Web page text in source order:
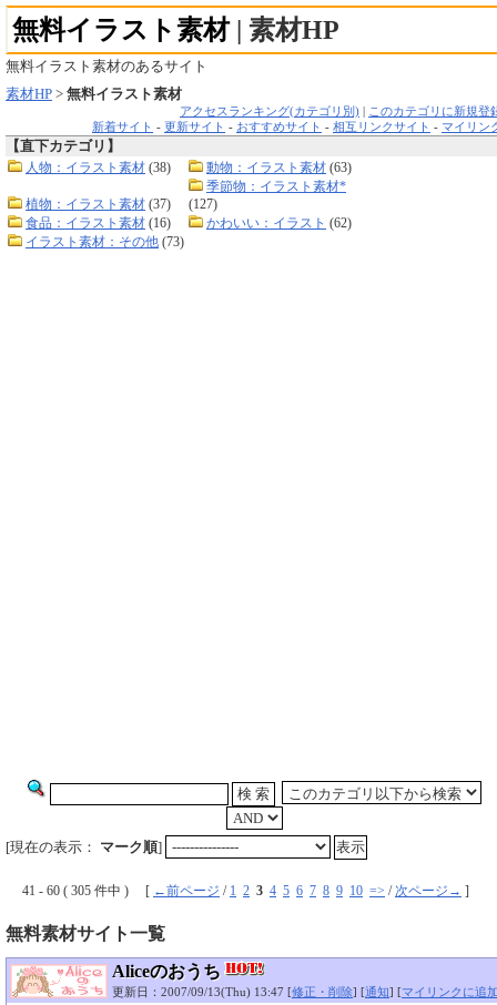
無料イラスト素材| 素材HP
無料イラスト素材のあるサイト
素材HP > 無料イラスト素材
アクセスランキング(カテゴリ別)
このカテゴリに新規登
新着サイト - 更新サイト - おすすめサイト - 相互リンクサイト - マイリン
【直下カテゴリ】
人物：イラスト素材 (38) 動物：イラスト素材 (63)
植物：イラスト素材 (37)
季節物：イラスト素材*
(127)
食品：イラスト素材 (16) かわいい：イラスト (62)
イラスト素材：その他 (73)
[現在の表示： マーク順]
41 - 60 ( 305 件中 ) [ ←前ページ / 1 2 3 4 5 6 7 8 9 10 => / 次ページ→ ]
無料素材サイト一覧
Aliceのおうち
更新日：2007/09/13(Thu) 13:47 [修正・削除] [通知] [マイリンクに追